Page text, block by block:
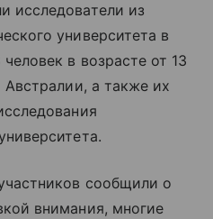
исследователи из
университета в
в возрасте от 13
а также их
сообщили о
внимания, многие